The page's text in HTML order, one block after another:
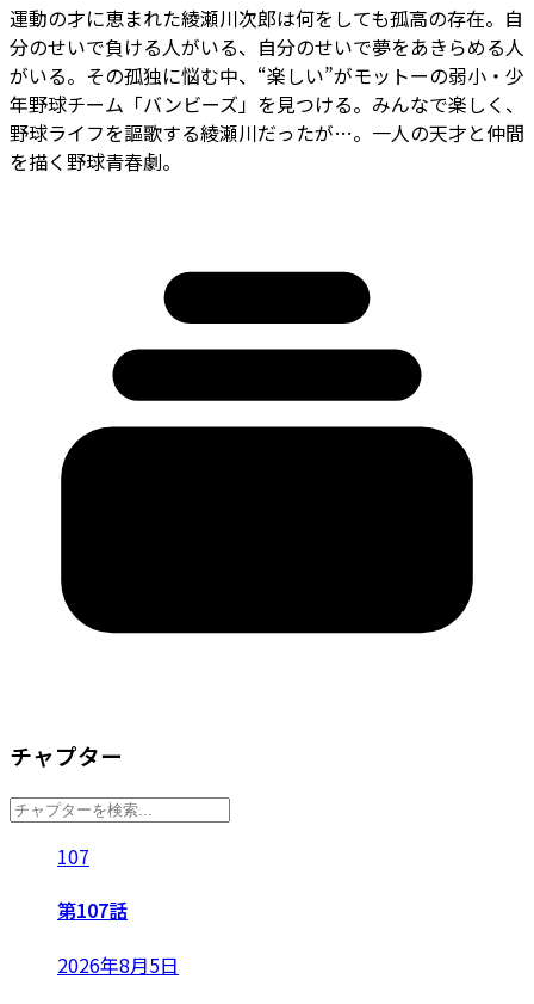
運動の才に恵まれた綾瀬川次郎は何をしても孤高の存在。自
分のせいで負ける人がいる、自分のせいで夢をあきらめる人
がいる。その孤独に悩む中、“楽しい”がモットーの弱小・少
年野球チーム「バンビーズ」を見つける。みんなで楽しく、
野球ライフを謳歌する綾瀬川だったが…。一人の天才と仲間
を描く野球青春劇。
チャプター
107
第107話
2026年8月5日